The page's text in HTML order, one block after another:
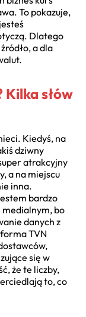
To pokazuje,
Dlatego
a dla
słów
Kiedyś, na
dziwny
atrakcyjny
a na miejscu
inna.
bardzo
medialnym, bo
danych z
TVN
się w
że te liczby,
to, co